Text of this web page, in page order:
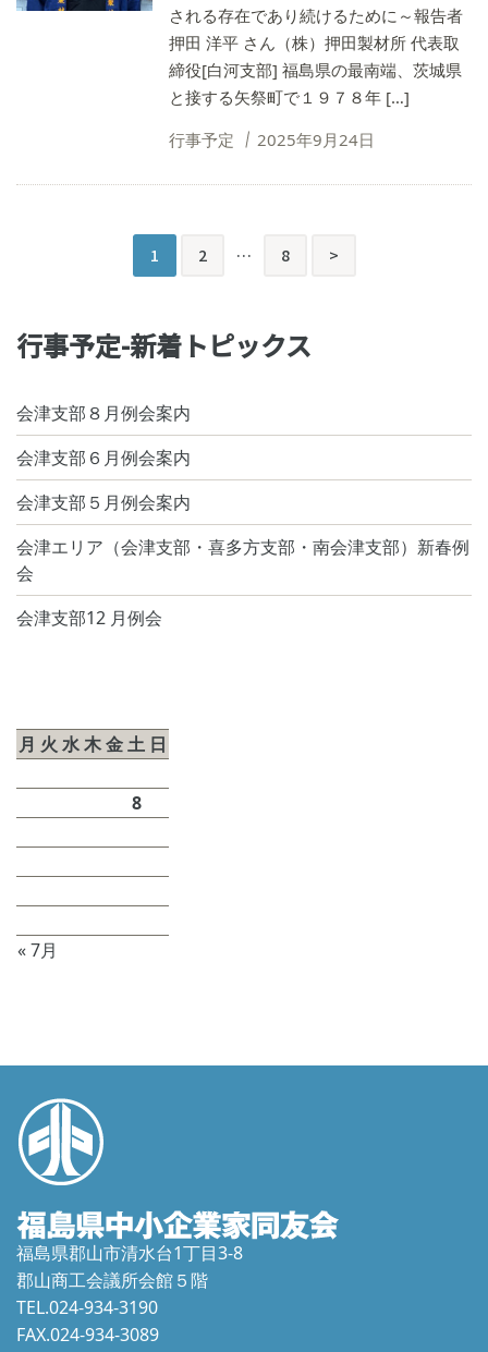
される存在であり続けるために～報告者
押田 洋平 さん（株）押田製材所 代表取
締役[白河支部] 福島県の最南端、茨城県
と接する矢祭町で１９７８年 […]
行事予定
2025年9月24日
の
ペ
ー
ジ
送
り
1 2 … 8 次
>
行事予定-新着トピックス
会津支部８月例会案内
会津支部６月例会案内
会津支部５月例会案内
会津エリア（会津支部・喜多方支部・南会津支部）新春例
会
会津支部12 月例会
月 火 水木金土 日
« 7月
8
福島県郡山市清水台1丁目3-8
郡山商工会議所会館５階
TEL.024-934-3190
FAX.024-934-3089